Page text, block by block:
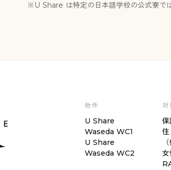
※U Share は特定の日本語学校の公式寮で
物件
U Share
Waseda WC1
U Share
Waseda WC2
対
保
住
女